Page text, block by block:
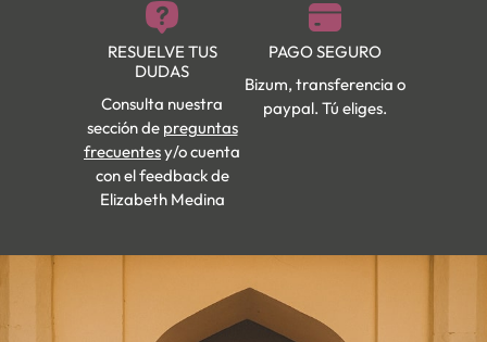
RESUELVE TUS
DUDAS
Consulta nuestra
sección de preguntas
frecuentesy/o cuenta
con el feedback de
Elizabeth Medina
PAGO SEGURO
Bizum, transferencia o
paypal. Tú eliges.